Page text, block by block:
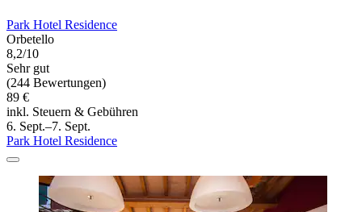
Park Hotel Residence
Orbetello
8,2/10
Sehr gut
(244 Bewertungen)
89 €
inkl. Steuern & Gebühren
6. Sept.–7. Sept.
Park Hotel Residence